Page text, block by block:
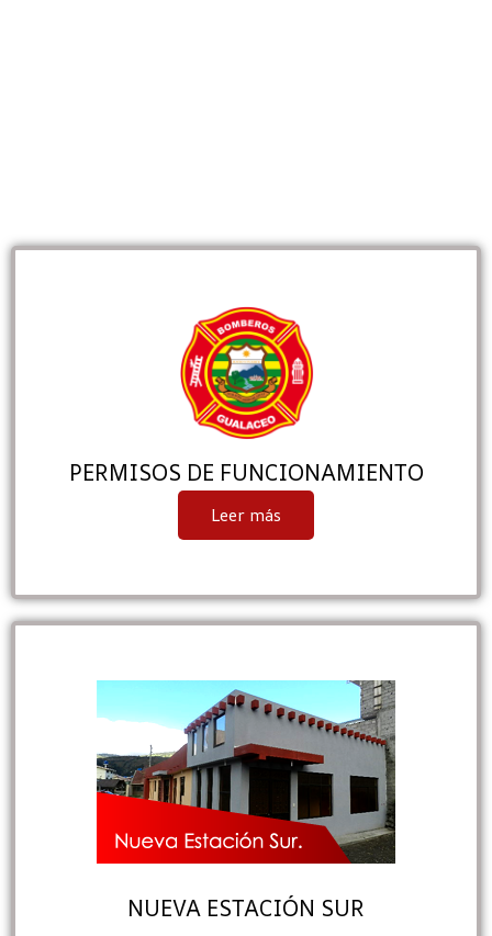
PERMISOS DE FUNCIONAMIENTO
Leer más
NUEVA ESTACIÓN SUR